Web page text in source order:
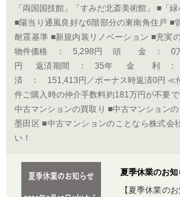
「両国国技館」「すみだ北斎美術館」 ■「
■陽当り通風良好な6階部分の東南角住戸 ■
耐震基準 ■新規内装リノベーション ■充
物件価格 ： 5,298円 頭 金 ： 0
円 返済期間 ： 35年 金 利 ：
済 ： 151,413円／ボーナス時返済0円 ≪
件ご購入時の仲介手数料約181万円が不要
中古マンションの買取り ■中古マンション
墨田区 ■中古マンションのことなら株式会
い！
夏季休業のお知
【夏季休業の